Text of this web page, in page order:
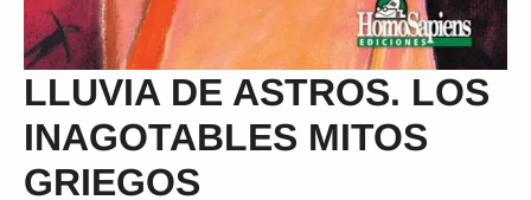
LLUVIA DE ASTROS. LOS
INAGOTABLES MITOS
GRIEGOS